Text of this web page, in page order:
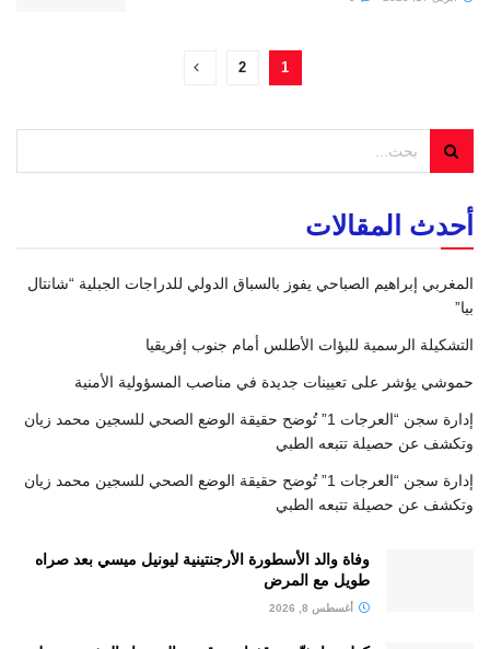
1
2
أحدث المقالات
المغربي إبراهيم الصباحي يفوز بالسباق الدولي للدراجات الجبلية “شانتال
بيا”
التشكيلة الرسمية للبؤات الأطلس أمام جنوب إفريقيا
حموشي يؤشر على تعيينات جديدة في مناصب المسؤولية الأمنية
إدارة سجن “العرجات 1” تُوضح حقيقة الوضع الصحي للسجين محمد زيان
وتكشف عن حصيلة تتبعه الطبي
إدارة سجن “العرجات 1” تُوضح حقيقة الوضع الصحي للسجين محمد زيان
وتكشف عن حصيلة تتبعه الطبي
وفاة والد الأسطورة الأرجنتينية ليونيل ميسي بعد صراه
طويل مع المرض
أغسطس 8, 2026